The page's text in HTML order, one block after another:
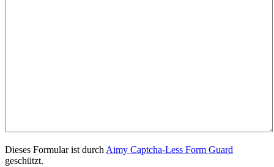
Dieses Formular ist durch Aimy Captcha-Less Form Guard
geschützt.